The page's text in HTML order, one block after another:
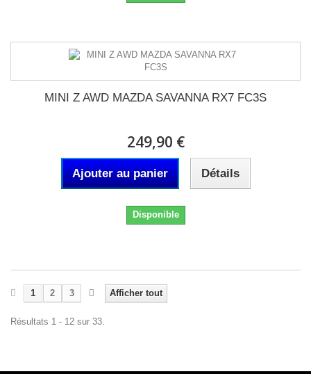
MINI Z AWD MAZDA SAVANNA RX7 FC3S
249,90 €
Ajouter au panier Détails
Disponible
Afficher tout
1 2 3
Résultats 1 - 12 sur 33.